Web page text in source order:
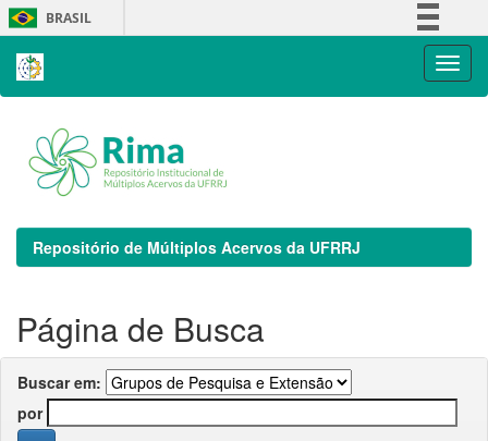
Skip
navigation
BRASIL
Repositório de Múltiplos Acervos da UFRRJ
Página de Busca
Buscar em:
por